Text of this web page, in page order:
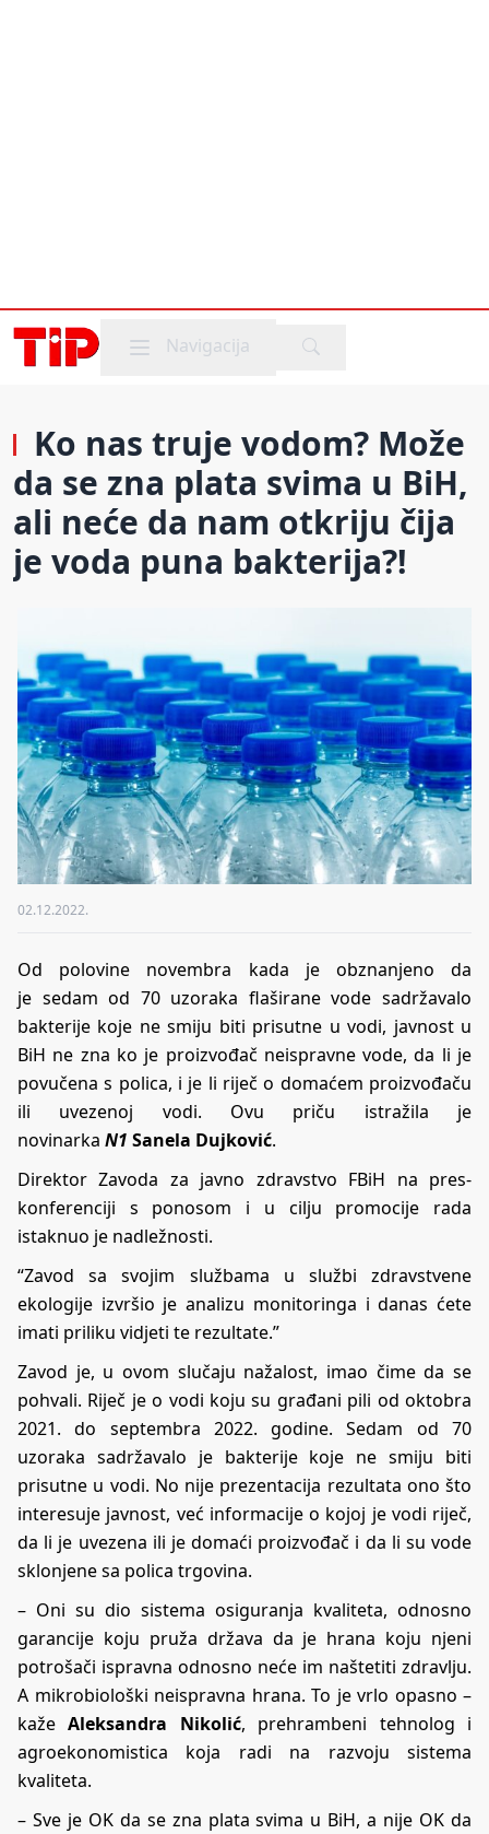
Mobile menu
Navigacija
Ko nas truje vodom? Može
da se zna plata svima u BiH,
ali neće da nam otkriju čija
je voda puna bakterija?!
02.12.2022.
Od polovine novembra kada je obznanjeno da
je sedam od 70 uzoraka flaširane vode sadržavalo
bakterije koje ne smiju biti prisutne u vodi, javnost u
BiH ne zna ko je proizvođač neispravne vode, da li je
povučena s polica, i je li riječ o domaćem proizvođaču
ili uvezenoj vodi. Ovu priču istražila je
novinarka N1 Sanela Dujković.
Direktor Zavoda za javno zdravstvo FBiH na pres-
konferenciji s ponosom i u cilju promocije rada
istaknuo je nadležnosti.
“Zavod sa svojim službama u službi zdravstvene
ekologije izvršio je analizu monitoringa i danas ćete
imati priliku vidjeti te rezultate.”
Zavod je, u ovom slučaju nažalost, imao čime da se
pohvali. Riječ je o vodi koju su građani pili od oktobra
2021. do septembra 2022. godine. Sedam od 70
uzoraka sadržavalo je bakterije koje ne smiju biti
prisutne u vodi. No nije prezentacija rezultata ono što
interesuje javnost, već informacije o kojoj je vodi riječ,
da li je uvezena ili je domaći proizvođač i da li su vode
sklonjene sa polica trgovina.
– Oni su dio sistema osiguranja kvaliteta, odnosno
garancije koju pruža država da je hrana koju njeni
potrošači ispravna odnosno neće im naštetiti zdravlju.
A mikrobiološki neispravna hrana. To je vrlo opasno –
kažeAleksandra Nikolić, prehrambeni tehnolog i
agroekonomistica koja radi na razvoju sistema
kvaliteta.
– Sve je OK da se zna plata svima u BiH, a nije OK da